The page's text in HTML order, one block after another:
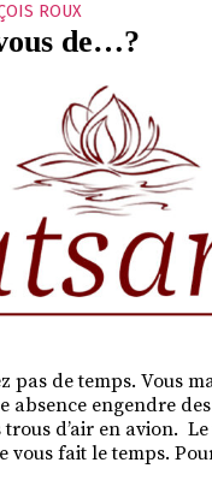
ROUX
de…?
pas de temps. Vous
absence engendre
trous d’air en avion.
vous fait le temps.